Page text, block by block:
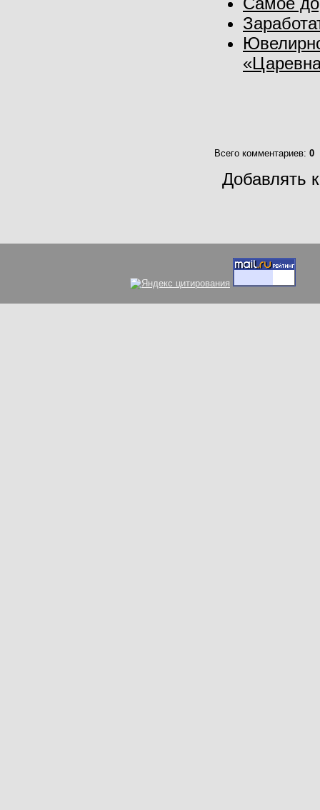
Всего комментариев: 0
Добавлять